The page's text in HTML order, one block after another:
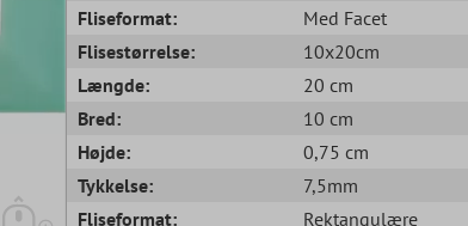
Fliseformat:
Med Facet
Flisestørrelse:
10x20cm
Længde:
20 cm
Bred:
10 cm
Højde:
0,75 cm
Tykkelse:
7,5mm
Fliseformat:
Rektangulære